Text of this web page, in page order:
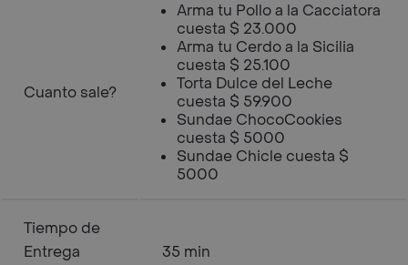
Cuanto sale?
Arma tu Pollo a la Cacciatora
cuesta $ 23.000
Arma tu Cerdo a la Sicilia
cuesta $ 25.100
Torta Dulce del Leche
cuesta $ 59.900
Sundae ChocoCookies
cuesta $ 5000
Sundae Chicle cuesta $
5000
Tiempo de
Entrega
35 min